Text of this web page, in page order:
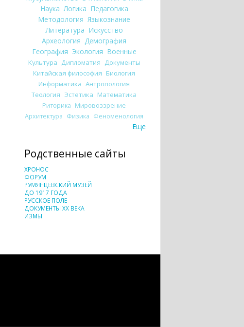
Наука Логика Педагогика
Методология Языкознание
Литература Искусство
Археология Демография
География Экология Военные
Культура Дипломатия Документы
Китайская философия Биология
Информатика Антропология
Теология Эстетика Математика
Риторика Мировоззрение
Архитектура Физика Феноменология
Еще
Родственные сайты
ХРОНОС
ФОРУМ
РУМЯНЦЕВСКИЙ МУЗЕЙ
ДО 1917 ГОДА
РУССКОЕ ПОЛЕ
ДОКУМЕНТЫ XX ВЕКА
ИЗМЫ